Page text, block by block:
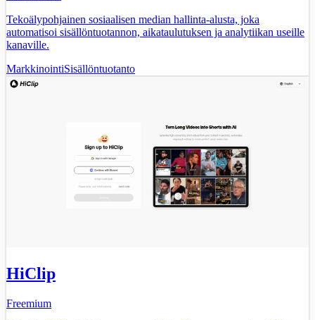
Tekoälypohjainen sosiaalisen median hallinta-alusta, joka
automatisoi sisällöntuotannon, aikataulutuksen ja analytiikan useille
kanaville.
MarkkinointiSisällöntuotanto
HiClip
Freemium